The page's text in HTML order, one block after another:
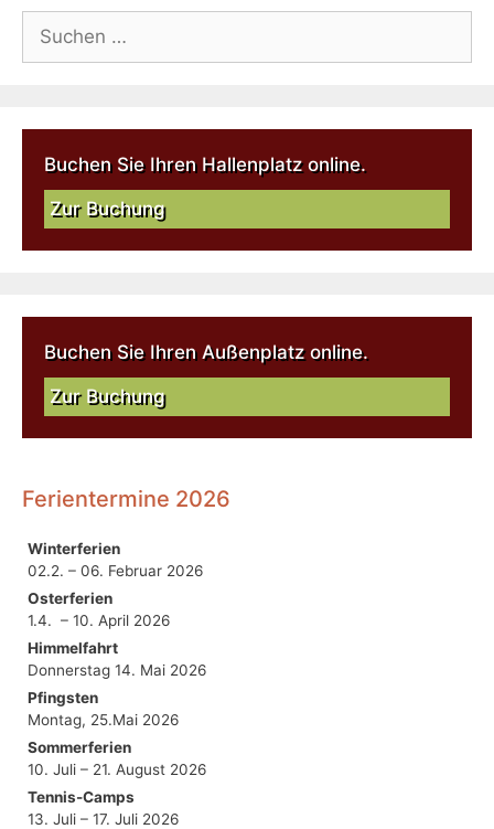
Buchen Sie Ihren Hallenplatz online.
Zur Buchung
Buchen Sie Ihren Außenplatz online.
Zur Buchung
Ferientermine 2026
Winterferien
02.2. – 06. Februar 2026
Osterferien
1.4. – 10. April 2026
Himmelfahrt
Donnerstag 14. Mai 2026
Pfingsten
Montag, 25.Mai 2026
Sommerferien
10. Juli – 21. August 2026
Tennis-Camps
13. Juli – 17. Juli 2026